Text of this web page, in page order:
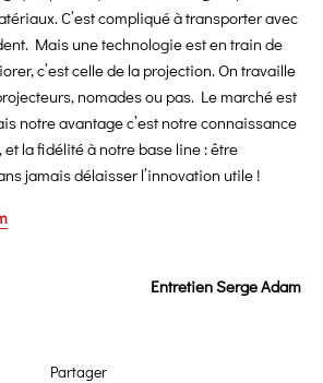
C’est compliqué à transporter avec
Mais une technologie est en train de
c’est celle de la projection. On travaille
nomades ou pas. Le marché est
notre avantage c’est notre connaissance
et la fidélité à notre base line : être
jamais délaisser l’innovation utile !
Entretien Serge Adam
Partager